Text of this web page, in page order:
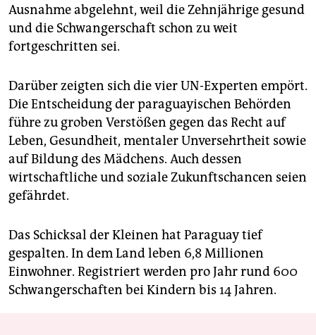
Ausnahme abgelehnt, weil die Zehnjährige gesund
und die Schwangerschaft schon zu weit
fortgeschritten sei.
Darüber zeigten sich die vier UN-Experten empört.
Die Entscheidung der paraguayischen Behörden
führe zu groben Verstößen gegen das Recht auf
Leben, Gesundheit, mentaler Unversehrtheit sowie
auf Bildung des Mädchens. Auch dessen
wirtschaftliche und soziale Zukunftschancen seien
gefährdet.
Das Schicksal der Kleinen hat Paraguay tief
gespalten. In dem Land leben 6,8 Millionen
Einwohner. Registriert werden pro Jahr rund 600
Schwangerschaften bei Kindern bis 14 Jahren.